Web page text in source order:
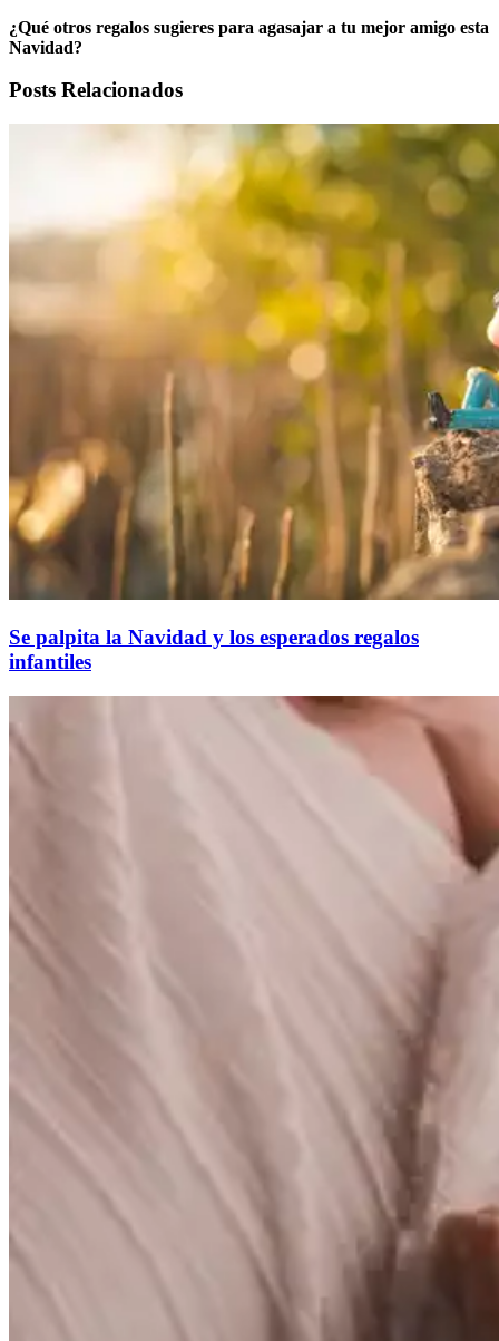
¿Qué otros regalos sugieres para agasajar a tu mejor amigo esta
Navidad?
Posts Relacionados
Se palpita la Navidad y los esperados regalos
infantiles